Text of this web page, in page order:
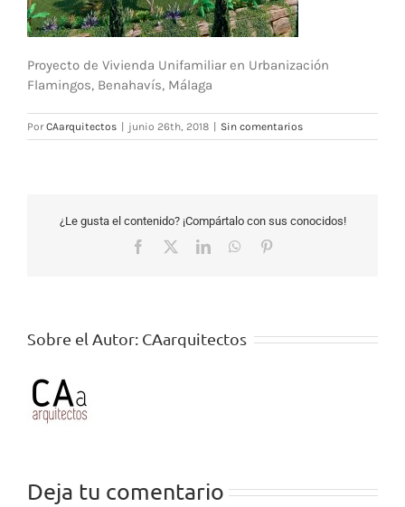
Proyecto de Vivienda Unifamiliar en Urbanización
Flamingos, Benahavís, Málaga
PorCAarquitectos junio 26th, 2018 Sin comentarios
¿Le gusta el contenido? ¡Compártalo con sus conocidos!
Facebook LinkedInWhatsApp
Sobre el Autor: CAarquitectos
Deja tu comentario